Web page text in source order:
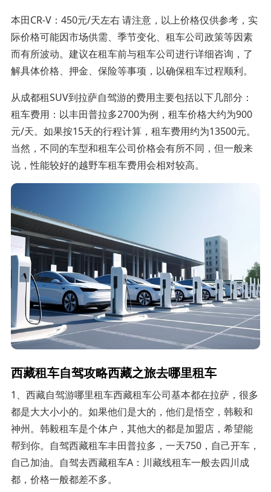
本田CR-V：450元/天左右 请注意，以上价格仅供参考，实
际价格可能因市场供需、季节变化、租车公司政策等因素
而有所波动。建议在租车前与租车公司进行详细咨询，了
解具体价格、押金、保险等事项，以确保租车过程顺利。
从成都租SUV到拉萨自驾游的费用主要包括以下几部分：
租车费用：以丰田普拉多2700为例，租车价格大约为900
元/天。如果按15天的行程计算，租车费用约为13500元。
当然，不同的车型和租车公司价格会有所不同，但一般来
说，性能较好的越野车租车费用会相对较高。
西藏租车自驾攻略西藏之旅去哪里租车
1、西藏自驾游哪里租车西藏租车公司基本都在拉萨，很多
都是大大小小的。如果他们是大的，他们是悟空，韩毅和
神州。韩毅租车是个体户，其他大的都是加盟店，希望能
帮到你。自驾西藏租车丰田普拉多，一天750，自己开车，
自己加油。自驾去西藏租车A：川藏线租车一般去四川成
都，价格一般都差不多。